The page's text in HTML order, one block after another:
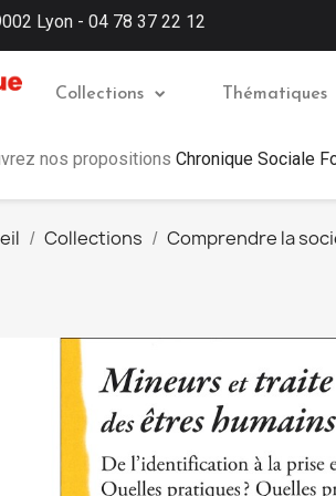
Lyon - 04 78 37 22 12
Collections Thématiques
nos propositions Chronique Sociale
Collections Comprendre la